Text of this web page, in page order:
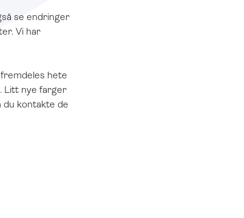
se endringer
Vi har
hete
Litt nye farger
du kontakte de